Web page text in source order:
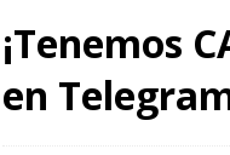
¡Tenemos
en